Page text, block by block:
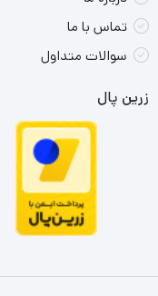
تماس با ما
سوالات متداول
زرین پال